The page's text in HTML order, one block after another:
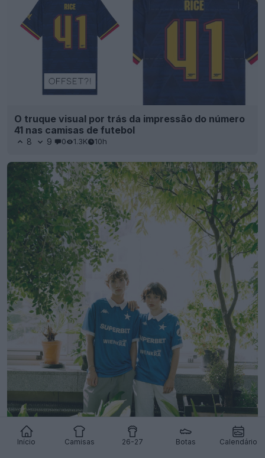
Início Camisas 26-27 Botas Calendário
O truque visual por trás da impressão do número
41 nas camisas de futebol
8 9 0 1.3K 10h